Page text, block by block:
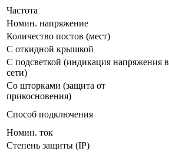
Частота
Номин. напряжение
Количество постов (мест)
С откидной крышкой
С подсветкой (индикация напряжения в
сети)
Со шторками (защита от
прикосновения)
Способ подключения
Номин. ток
Степень защиты (IP)